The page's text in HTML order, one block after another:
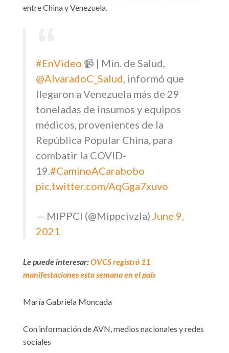
entre China y Venezuela.
#EnVideo 📹 | Min. de Salud,
@AlvaradoC_Salud , informó que
llegaron a Venezuela más de 29
toneladas de insumos y equipos
médicos, provenientes de la
República Popular China, para
combatir la COVID-
19. #CaminoACarabobo
pic.twitter.com/AqGga7xuvo
— MIPPCI (@Mippcivzla) June 9,
2021
Le puede interesar:OVCS registró 11
manifestaciones esta semana en el país
María Gabriela Moncada
Con información de AVN, medios nacionales y redes
sociales